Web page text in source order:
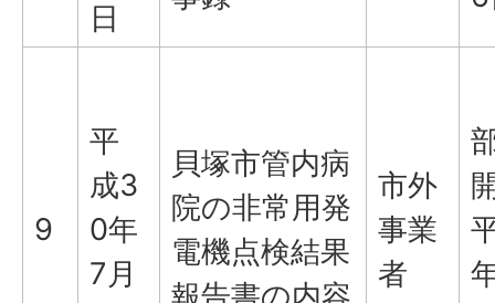
日
9
平
成3
0年
7月
貝塚市管内病
院の非常用発
電機点検結果
市外
事業
者